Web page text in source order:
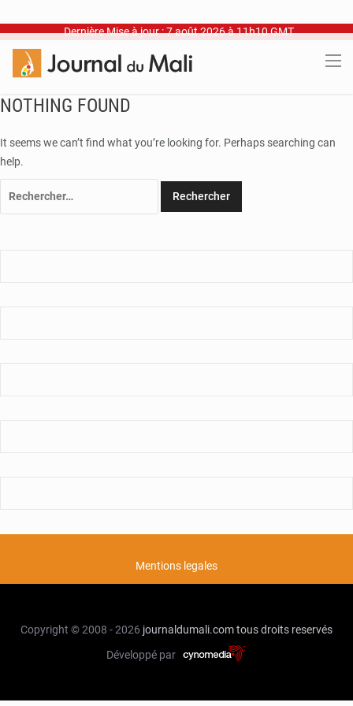
Dernière Mise à jour : 7 août 2026 à 11h10 GMT
NOTHING FOUND
It seems we can’t find what you’re looking for. Perhaps searching can
help.
Mentions legales
Copyright © 2008 - 2026 journaldumali.comtous droits reservés
Développé par